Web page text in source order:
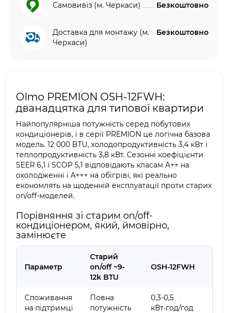
Самовивіз (м. Черкаси) Безкоштовно
Доставка для монтажу (м.
Черкаси)
Безкоштовно
Olmo PREMION OSH-12FWH:
дванадцятка для типової квартири
Найпопулярніша потужність серед побутових
кондиціонерів, і в серії PREMION це логічна базова
модель. 12 000 BTU, холодопродуктивність 3,4 кВт і
теплопродуктивність 3,8 кВт. Сезонні коефіцієнти
SEER 6,1 і SCOP 5,1 відповідають класам A++ на
охолодженні і A+++ на обігріві, які реально
економлять на щоденній експлуатації проти старих
on/off-моделей.
Порівняння зі старим on/off-
кондиціонером, який, ймовірно,
замінюєте
Параметр
Старий
on/off ~9-
12k BTU
OSH-12FWH
Споживання
на підтримці
Повна
потужність
0,3-0,5
кВт·год/год